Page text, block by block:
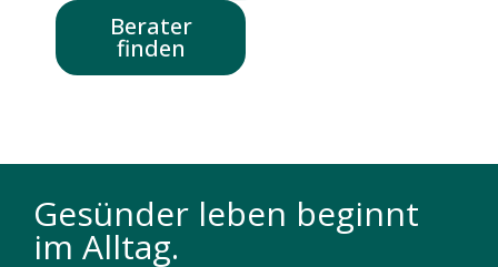
Berater
finden
Gesünder leben beginnt
im Alltag.